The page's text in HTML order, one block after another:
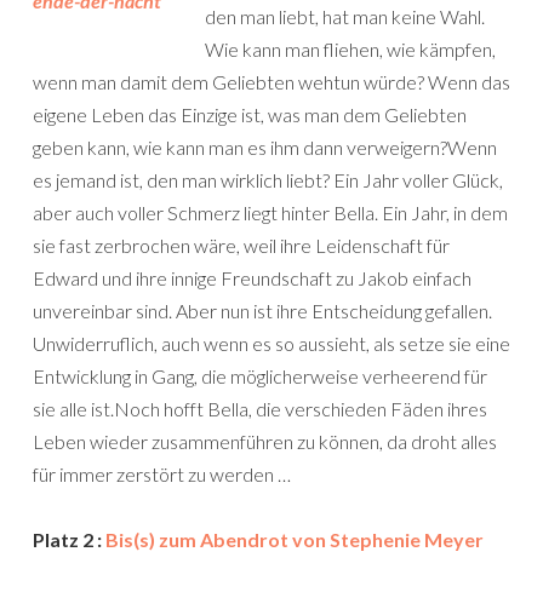
den man liebt, hat man keine Wahl.
Wie kann man fliehen, wie kämpfen,
wenn man damit dem Geliebten wehtun würde? Wenn das
eigene Leben das Einzige ist, was man dem Geliebten
geben kann, wie kann man es ihm dann verweigern?Wenn
es jemand ist, den man wirklich liebt? Ein Jahr voller Glück,
aber auch voller Schmerz liegt hinter Bella. Ein Jahr, in dem
sie fast zerbrochen wäre, weil ihre Leidenschaft für
Edward und ihre innige Freundschaft zu Jakob einfach
unvereinbar sind. Aber nun ist ihre Entscheidung gefallen.
Unwiderruflich, auch wenn es so aussieht, als setze sie eine
Entwicklung in Gang, die möglicherweise verheerend für
sie alle ist.Noch hofft Bella, die verschieden Fäden ihres
Leben wieder zusammenführen zu können, da droht alles
für immer zerstört zu werden …
Platz 2 : Bis(s) zum Abendrot von Stephenie Meyer